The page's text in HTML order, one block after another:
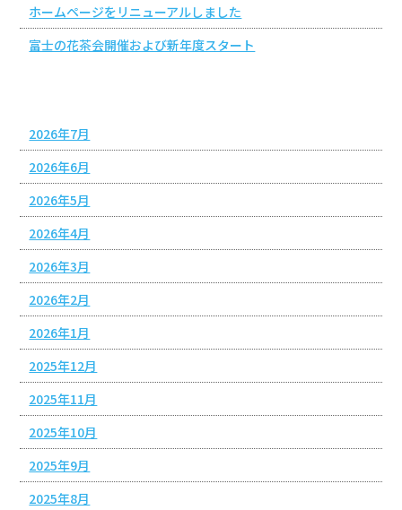
ホームページをリニューアルしました
富士の花茶会開催および新年度スタート
2026年7月
2026年6月
2026年5月
2026年4月
2026年3月
2026年2月
2026年1月
2025年12月
2025年11月
2025年10月
2025年9月
2025年8月